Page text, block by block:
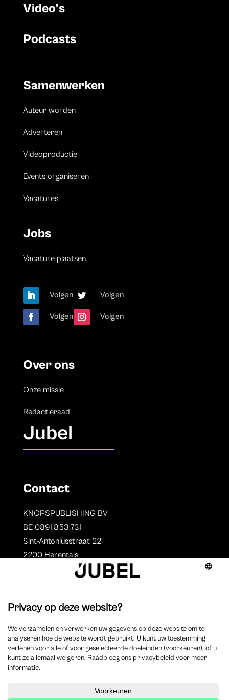
Video’s
Podcasts
Samenwerken
Auteur worden
Adverteren
Videoproductie
Events organiseren
Vacatures
Jobs
Vacature plaatsen
Volgen Volgen
Volgen Volgen
Over ons
Onze missie
Redactieraad
Jubel
Contact
KNOPSPUBLISHING BV
BE 0891.853.731
Sint-Antoniusstraat 22
2200 Herentals
Auteurs
Overzicht auteurs
Auteur worden?